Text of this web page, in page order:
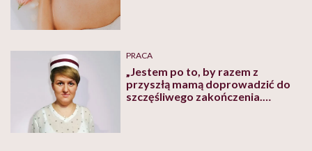
PRACA
„Jestem po to, by razem z
przyszłą mamą doprowadzić do
szczęśliwego zakończenia.